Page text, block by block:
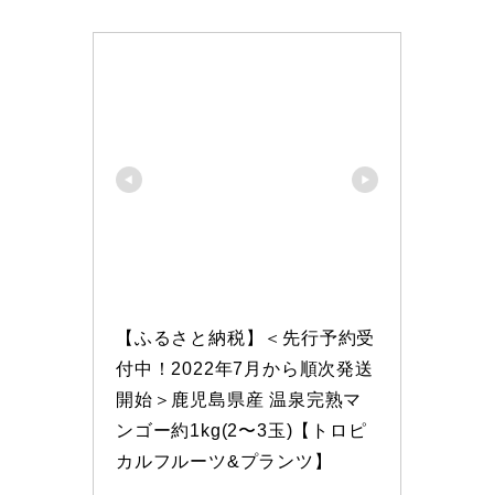
【ふるさと納税】＜先行予約受
付中！2022年7月から順次発送
開始＞鹿児島県産 温泉完熟マ
ンゴー約1kg(2〜3玉)【トロピ
カルフルーツ&プランツ】